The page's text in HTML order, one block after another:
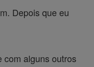
Depois que eu
com alguns outros